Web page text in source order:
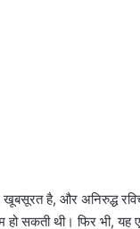
खूबसूरत है, और अनिरुद्ध
हो सकती थी। फिर भी,